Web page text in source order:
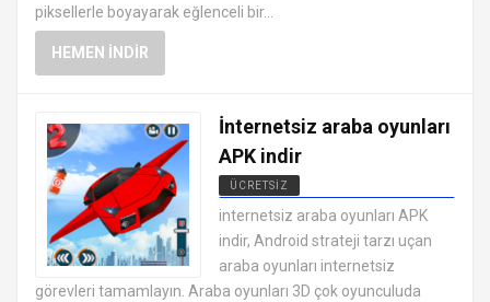
piksellerle boyayarak eğlenceli bir...
HEMEN İNDIR
İnternetsiz araba oyunları
APK indir
ÜCRETSIZ
EN İYI ANDROID APK OYUNLARI
ÜCRETSIZ
internetsiz araba oyunları APK
indir, Android strateji tarzı uçan
araba oyunları internetsiz
görevleri tamamlayın. Araba oyunları 3D çok oyunculuda